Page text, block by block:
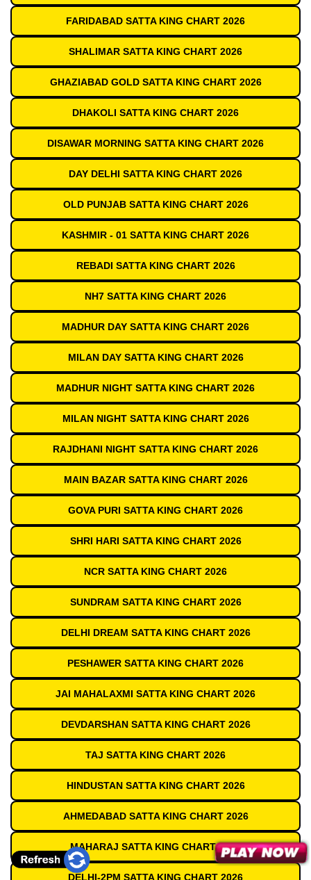
FARIDABAD SATTA KING CHART 2026
SHALIMAR SATTA KING CHART 2026
GHAZIABAD GOLD SATTA KING CHART 2026
DHAKOLI SATTA KING CHART 2026
DISAWAR MORNING SATTA KING CHART 2026
DAY DELHI SATTA KING CHART 2026
OLD PUNJAB SATTA KING CHART 2026
KASHMIR - 01 SATTA KING CHART 2026
REBADI SATTA KING CHART 2026
NH7 SATTA KING CHART 2026
MADHUR DAY SATTA KING CHART 2026
MILAN DAY SATTA KING CHART 2026
MADHUR NIGHT SATTA KING CHART 2026
MILAN NIGHT SATTA KING CHART 2026
RAJDHANI NIGHT SATTA KING CHART 2026
MAIN BAZAR SATTA KING CHART 2026
GOVA PURI SATTA KING CHART 2026
SHRI HARI SATTA KING CHART 2026
NCR SATTA KING CHART 2026
SUNDRAM SATTA KING CHART 2026
DELHI DREAM SATTA KING CHART 2026
PESHAWER SATTA KING CHART 2026
JAI MAHALAXMI SATTA KING CHART 2026
DEVDARSHAN SATTA KING CHART 2026
TAJ SATTA KING CHART 2026
HINDUSTAN SATTA KING CHART 2026
AHMEDABAD SATTA KING CHART 2026
MAHARAJ SATTA KING CHART 2026
DELHI-2PM SATTA KING CHART 2026